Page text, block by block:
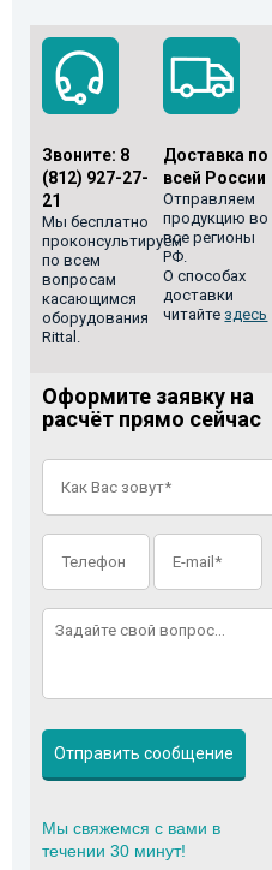
Звоните: 8
(812) 927-27-
21
Мы бесплатно
проконсультируем
по всем
вопросам
касающимся
оборудования
Rittal.
Доставка по
всей России
Отправляем
продукцию во
все регионы
РФ.
О способах
доставки
читайте здесь
Оформите заявку на
расчёт прямо сейчас
Мы свяжемся с вами в
течении 30 минут!